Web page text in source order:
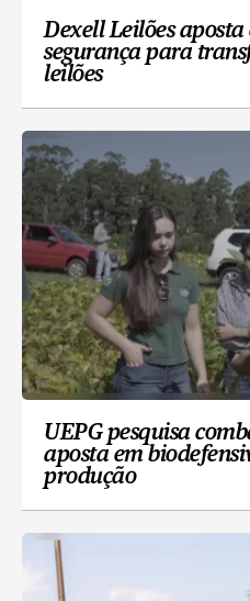
Dexell Leilões aposta
segurança para
leilões
UEPG pesquisa
aposta em
produção